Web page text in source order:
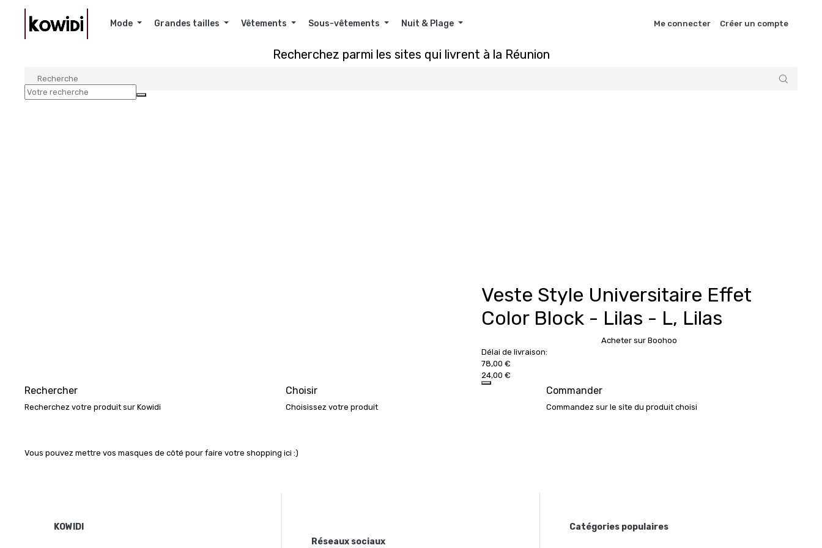
Mode Grandes tailles Vêtements Sous-vêtements Nuit & Plage Me connecter Créer un compte
Recherchez parmi les sites qui livrent à la Réunion
Veste Style Universitaire Effet
Color Block - Lilas - L, Lilas
Acheter sur Boohoo
Délai de livraison:
78,00 €
24,00 €
Rechercher
Recherchez votre produit sur Kowidi
Choisir
Choisissez votre produit
Commander
Commandez sur le site du produit choisi
Vous pouvez mettre vos masques de côté pour faire votre shopping ici :)
KOWIDI
Réseaux sociaux
Catégories populaires